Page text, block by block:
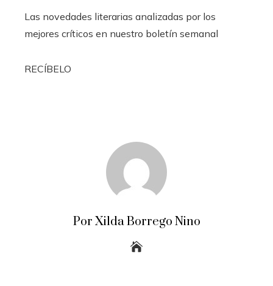
Las novedades literarias analizadas por los
mejores críticos en nuestro boletín semanal
RECÍBELO
Por Xilda Borrego Nino